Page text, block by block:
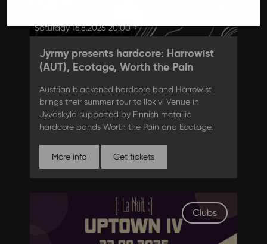
Saturday 16.8.2025 20:00
Jyrmy presents hardcore: Harrowist
(AUT), Ecotage, Worth the Pain
Austrian blackened hardcore band Harrowist
brings their summer tour to Ilokivi Venue in
Jyväskylä supported by Finnish metallic
hardcore bands Worth the Pain and Ecotage.
More info Get tickets
Clubs